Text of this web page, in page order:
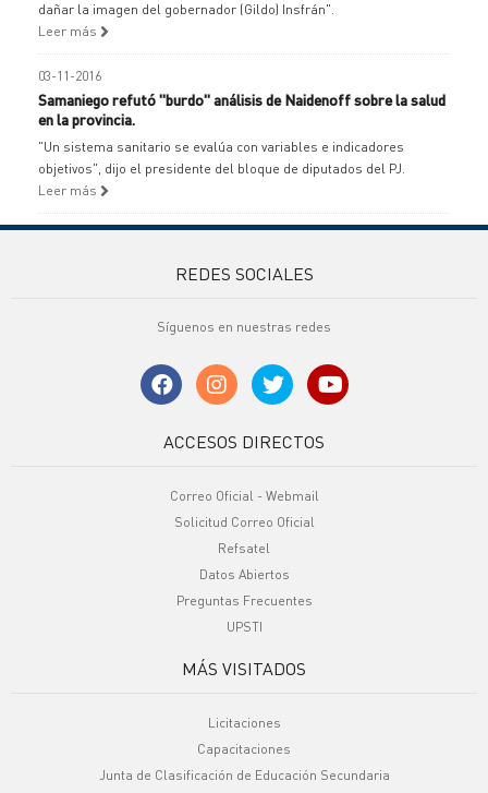
dañar la imagen del gobernador (Gildo) Insfrán".
Leer más
03-11-2016
Samaniego refutó "burdo" análisis de Naidenoff sobre la salud
en la provincia.
"Un sistema sanitario se evalúa con variables e indicadores
objetivos", dijo el presidente del bloque de diputados del PJ.
Leer más
REDES SOCIALES
Síguenos en nuestras redes
ACCESOS DIRECTOS
Correo Oficial - Webmail
Solicitud Correo Oficial
Refsatel
Datos Abiertos
Preguntas Frecuentes
UPSTI
MÁS VISITADOS
Licitaciones
Capacitaciones
Junta de Clasificación de Educación Secundaria